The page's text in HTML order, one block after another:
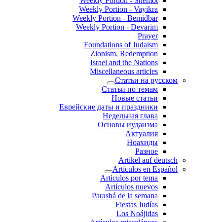
Weekly Portion - Vayikra
Weekly Portion - Bemidbar
Weekly Portion - Devarim
Prayer
Foundations of Judaism
Zionism, Redemption
Israel and the Nations
Miscellaneous articles
Статьи на русском
Статьи по темам
Новые статьи
Еврейские даты и праздники
Недельная глава
Основы иудаизма
Актуалия
Ноахиды
Разное
Artikel auf deutsch
Artículos en Español
Artículos por tema
Artículos nuevos
Parashá de la semana
Fiestas Judías
Los Noájidas